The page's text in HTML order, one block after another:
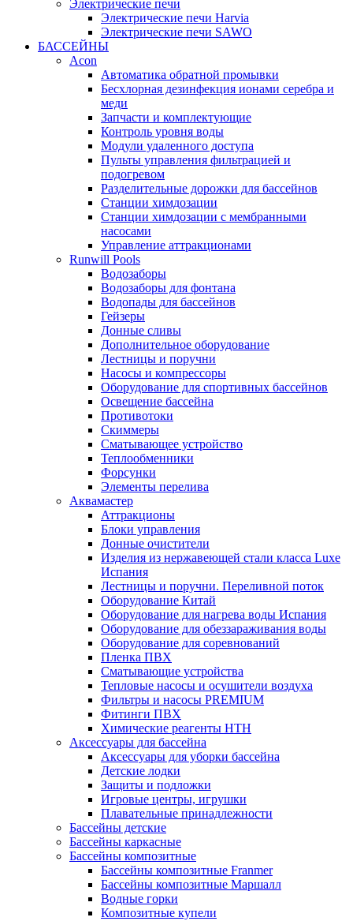
Электрические печи
Электрические печи Harvia
Электрические печи SAWO
БАССЕЙНЫ
Acon
Автоматика обратной промывки
Беcхлорная дезинфекция ионами серебра и
меди
Запчасти и комплектующие
Контроль уровня воды
Модули удаленного доступа
Пульты управления фильтрацией и
подогревом
Разделительные дорожки для бассейнов
Станции химдозации
Станции химдозации с мембранными
насосами
Управление аттракционами
Runwill Pools
Водозаборы
Водозаборы для фонтана
Водопады для бассейнов
Гейзеры
Донные сливы
Дополнительное оборудование
Лестницы и поручни
Насосы и компрессоры
Оборудование для спортивных бассейнов
Освещение бассейна
Противотоки
Скиммеры
Сматывающее устройство
Теплообменники
Форсунки
Элементы перелива
Аквамастер
Аттракционы
Блоки управления
Донные очистители
Изделия из нержавеющей стали класса Luxe
Испания
Лестницы и поручни. Переливной поток
Оборудование Китай
Оборудование для нагрева воды Испания
Оборудование для обеззараживания воды
Оборудование для соревнований
Пленка ПВХ
Сматывающие устройства
Тепловые насосы и осушители воздуха
Фильтры и насосы PREMIUM
Фитинги ПВХ
Химические реагенты HTH
Аксессуары для бассейна
Аксессуары для уборки бассейна
Детские лодки
Защиты и подложки
Игровые центры, игрушки
Плавательные принадлежности
Бассейны детские
Бассейны каркасные
Бассейны композитные
Бассейны композитные Franmer
Бассейны композитные Маршалл
Водные горки
Композитные купели